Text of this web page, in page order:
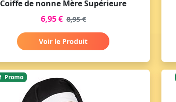
Coiffe de nonne Mère Supérieure
6,95 € 8,95 €
Voir le Produit
Promo